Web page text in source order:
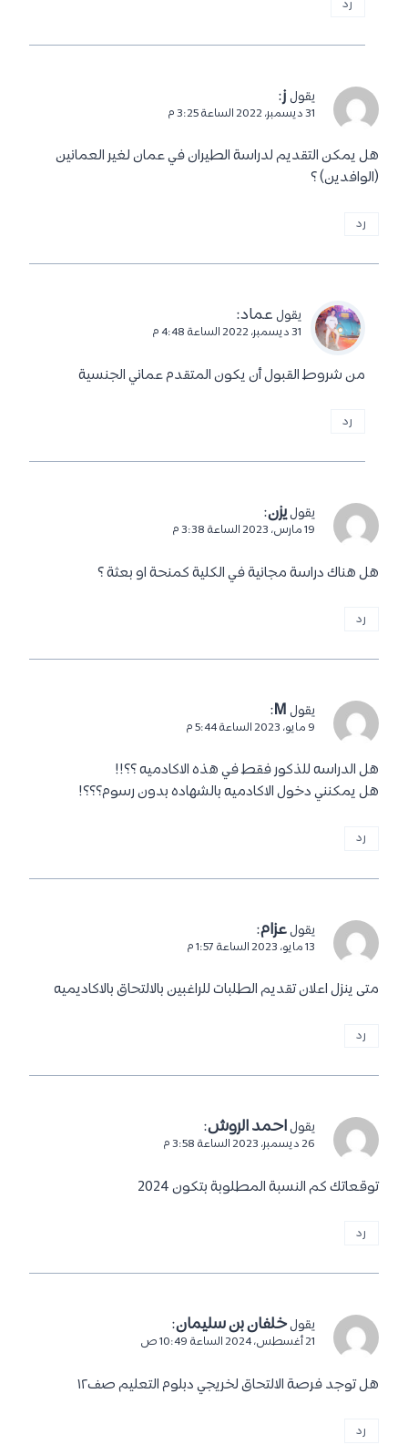
رد
يقول ز:
31 ديسمبر، 2022 الساعة 3:25 م
هل يمكن التقديم لدراسة الطيران في عمان لغير العمانين
(الوافدين) ؟
رد
يقول عماد:
31 ديسمبر، 2022 الساعة 4:48 م
من شروط القبول أن يكون المتقدم عماني الجنسية
رد
يقول يزن:
19 مارس، 2023 الساعة 3:38 م
هل هناك دراسة مجانية في الكلية كمنحة او بعثة ؟
رد
يقول M
:
9 مايو، 2023 الساعة 5:44 م
هل الدراسه للذكور فقط في هذه الاكادميه ؟؟!!
هل يمكنني دخول الاكادميه بالشهاده بدون رسوم؟؟؟!
رد
يقول عزام:
13 مايو، 2023 الساعة 1:57 م
متى ينزل اعلان تقديم الطلبات للراغبين بالالتحاق بالاكاديميه
رد
يقول احمد الروش:
26 ديسمبر، 2023 الساعة 3:58 م
توقعاتك كم النسبة المطلوبة بتكون 2024
رد
يقول خلفان بن سليمان:
21 أغسطس، 2024 الساعة 10:49 ص
هل توجد فرصة الالتحاق لخريجي دبلوم التعليم صف١٢
رد